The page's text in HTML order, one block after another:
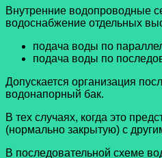
Внутренние водопроводные
водоснабжение отдельных
подача воды по
подача воды по
Допускается организация
водонапорный бак.
В тех случаях, когда это
(нормально закрытую) с
В последовательной схеме